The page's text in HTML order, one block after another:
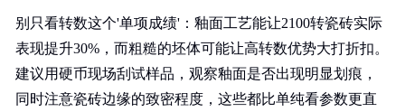
别只看转数这个'单项成绩'：釉面工艺能让2100转瓷砖实际
表现提升30%，而粗糙的坯体可能让高转数优势大打折扣。
建议用硬币现场刮试样品，观察釉面是否出现明显划痕，
同时注意瓷砖边缘的致密程度，这些都比单纯看参数更直